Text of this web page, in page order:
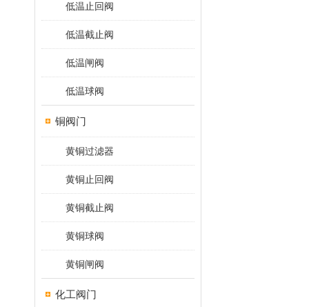
低温止回阀
低温截止阀
低温闸阀
低温球阀
铜阀门
黄铜过滤器
黄铜止回阀
黄铜截止阀
黄铜球阀
黄铜闸阀
化工阀门